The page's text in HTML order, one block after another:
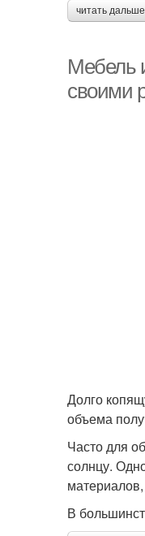
читать
Мебель
своими
Долго
объема
Часто для
солнцу.
В